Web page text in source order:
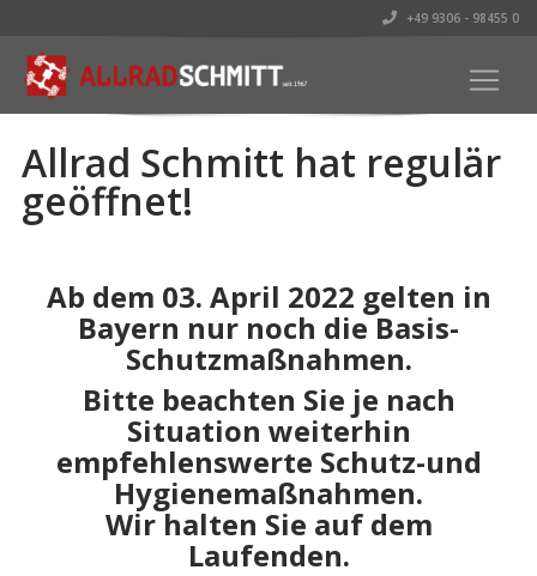
+49 9306 - 98455 0
Allrad Schmitt hat regulär
geöffnet!
Ab dem 03. April 2022 gelten in
Bayern nur noch die Basis-
Schutzmaßnahmen.
Bitte beachten Sie je nach
Situation weiterhin
empfehlenswerte Schutz-und
Hygienemaßnahmen.
Wir halten Sie auf dem
Laufenden.